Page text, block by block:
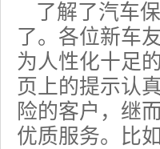
了解了汽车
了。各位新车
为人性化十足
页上的提示认
险的客户，继
优质服务。比